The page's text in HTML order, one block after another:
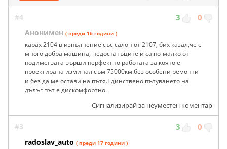
#4 3 0
Анонимен ( преди 16 години )
карах 2104 в изпълнение със салон от 2107, бих казал,че е
много добра машина, недостатъците и са по-малко от
подимствата върши перфектно работата за която е
проектирана изминал съм 75000км.без особени ремонти
и без да ме остави на пътя.Единствено пътуването на
дълъг път е дискомфортно.
Сигнализирай за неуместен коментар
#3 3 0
radoslav_auto ( преди 17 години )